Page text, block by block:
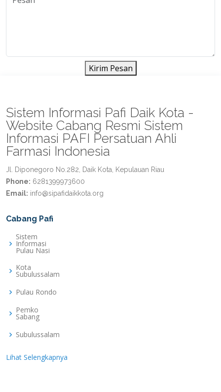
Kirim Pesan
Sistem Informasi Pafi Daik Kota -
Website Cabang Resmi Sistem
Informasi PAFI Persatuan Ahli
Farmasi Indonesia
Jl. Diponegoro No.282, Daik Kota, Kepulauan Riau
Phone: 6281399973600
Email: info@sipafidaikkota.org
Cabang Pafi
Sistem
Informasi
Pulau Nasi
Kota
Subulussalam
Pulau Rondo
Pemko
Sabang
Subulussalam
Lihat Selengkapnya